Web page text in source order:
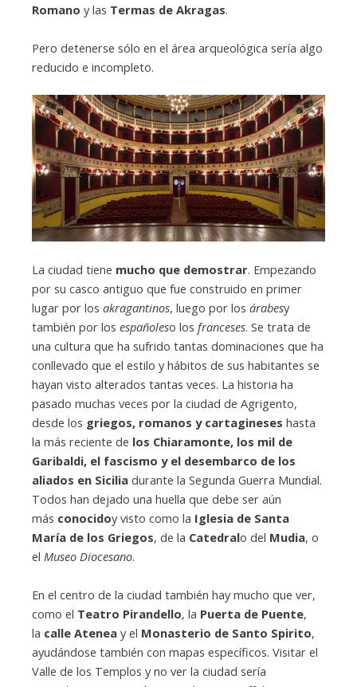
Romano y las Termas de Akragas.
Pero detenerse sólo en el área arqueológica sería algo
reducido e incompleto.
La ciudad tiene mucho que demostrar. Empezando
por su casco antiguo que fue construido en primer
lugar por los akragantinos, luego por los árabesy
también por los españoleso los franceses. Se trata de
una cultura que ha sufrido tantas dominaciones que ha
conllevado que el estilo y hábitos de sus habitantes se
hayan visto alterados tantas veces. La historia ha
pasado muchas veces por la ciudad de Agrigento,
desde los griegos, romanos y cartagineses hasta
la más reciente de los Chiaramonte, los mil de
Garibaldi, el fascismo y el desembarco de los
aliados en Sicilia durante la Segunda Guerra Mundial.
Todos han dejado una huella que debe ser aún
más conocidoy visto como la Iglesia de Santa
María de los Griegos, de la Catedralo del Mudia, o
el Museo Diocesano.
En el centro de la ciudad también hay mucho que ver,
como el Teatro Pirandello, la Puerta de Puente,
la calle Atenea y el Monasterio de Santo Spirito,
ayudándose también con mapas específicos. Visitar el
Valle de los Templos y no ver la ciudad sería